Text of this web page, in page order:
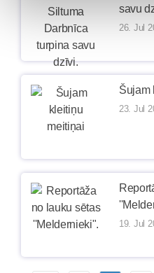
savu
26. Jul
Šujam
23. Jul
19. Jul